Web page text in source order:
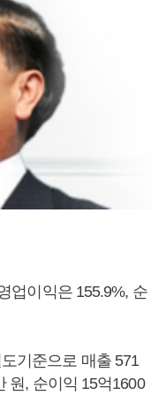
업이익은 155.9%, 순
기준으로 매출 571
원, 순이익 15억1600